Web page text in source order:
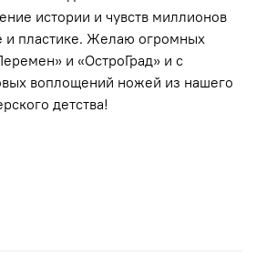
истории и чувств миллионов
и пластике. Желаю огромных
и «ОстроГрад» и с
воплощений ножей из нашего
детства!